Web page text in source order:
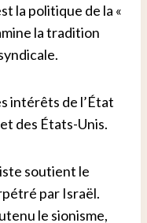
la politique de la «
la tradition
intérêts de l’État
des États-Unis.
soutient le
par Israël.
le sionisme,